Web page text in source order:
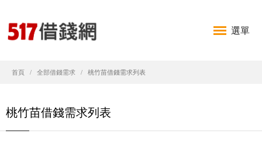
選單
首頁 全部借錢需求 桃竹苗借錢需求列表
桃竹苗借錢需求列表